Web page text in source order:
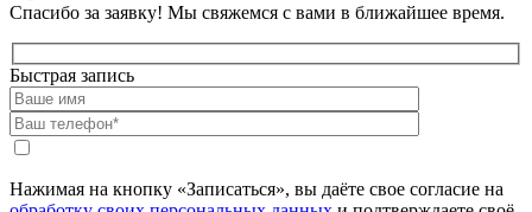
Спасибо за заявку! Мы свяжемся с вами в ближайшее время.
Быстрая запись
Нажимая на кнопку «Записаться», вы даёте свое согласие на